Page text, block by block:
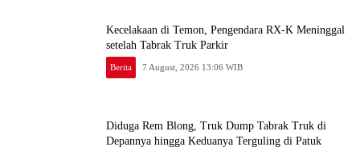
Kecelakaan di Temon, Pengendara RX-K Meninggal
setelah Tabrak Truk Parkir
Berita 7 August, 2026 13:06 WIB
Diduga Rem Blong, Truk Dump Tabrak Truk di
Depannya hingga Keduanya Terguling di Patuk